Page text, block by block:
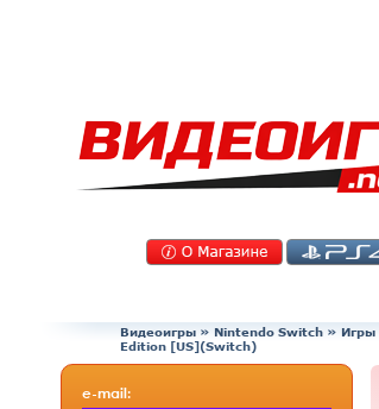
Видеоигры » Nintendo Switch » Игры
Edition [US](Switch)
e-mail: